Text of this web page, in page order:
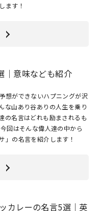
ます！
｜意味なども紹介
想ができないハプニングが沢
な山あり谷ありの人生を乗り
の名言はどれも励まされるも
回はそんな偉人達の中から
」の名言を紹介します！
カレーの名言5選｜英